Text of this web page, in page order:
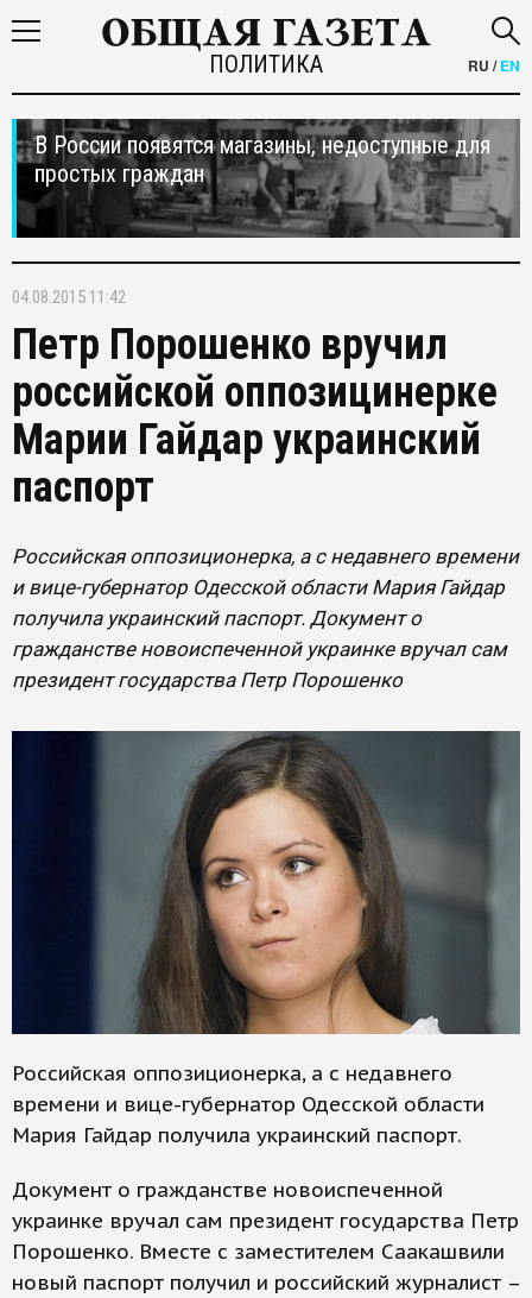
ПОЛИТИКА RU /EN
В России появятся магазины, недоступные для
простых граждан
04.08.2015 11:42
Петр Порошенко вручил
российской оппозицинерке
Марии Гайдар украинский
паспорт
Российская оппозиционерка, а с недавнего времени
и вице-губернатор Одесской области Мария Гайдар
получила украинский паспорт. Документ о
гражданстве новоиспеченной украинке вручал сам
президент государства Петр Порошенко
Российская оппозиционерка, а с недавнего
времени и вице-губернатор Одесской области
Мария Гайдар получила украинский паспорт.
Документ о гражданстве новоиспеченной
украинке вручал сам президент государства Петр
Порошенко. Вместе с заместителем Саакашвили
новый паспорт получил и российский журналист –